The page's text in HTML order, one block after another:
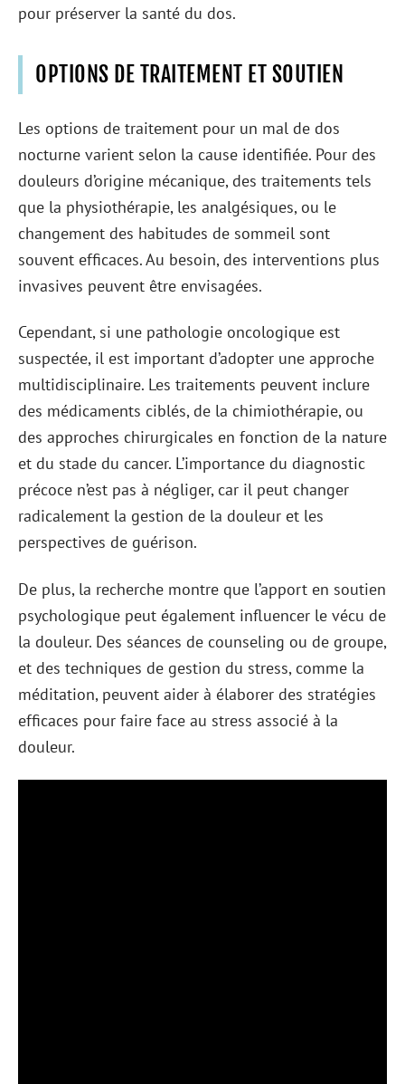
pour préserver la santé du dos.
OPTIONS DE TRAITEMENT ET SOUTIEN
Les options de traitement pour un mal de dos
nocturne varient selon la cause identifiée. Pour des
douleurs d’origine mécanique, des traitements tels
que la physiothérapie, les analgésiques, ou le
changement des habitudes de sommeil sont
souvent efficaces. Au besoin, des interventions plus
invasives peuvent être envisagées.
Cependant, si une pathologie oncologique est
suspectée, il est important d’adopter une approche
multidisciplinaire. Les traitements peuvent inclure
des médicaments ciblés, de la chimiothérapie, ou
des approches chirurgicales en fonction de la nature
et du stade du cancer. L’importance du diagnostic
précoce n’est pas à négliger, car il peut changer
radicalement la gestion de la douleur et les
perspectives de guérison.
De plus, la recherche montre que l’apport en soutien
psychologique peut également influencer le vécu de
la douleur. Des séances de counseling ou de groupe,
et des techniques de gestion du stress, comme la
méditation, peuvent aider à élaborer des stratégies
efficaces pour faire face au stress associé à la
douleur.